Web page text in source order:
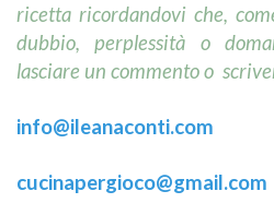
ricetta ricordandovi che,
dubbio, perplessità o
lasciare un commento o
info@ileanaconti.com
cucinapergioco@gmail.com